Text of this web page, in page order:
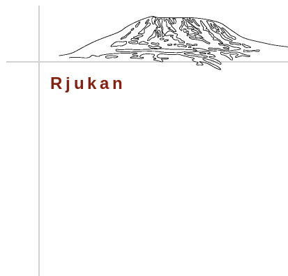
Rjukan